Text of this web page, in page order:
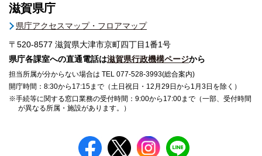
滋賀県庁
県庁アクセスマップ・フロアマップ
〒520-8577 滋賀県大津市京町四丁目1番1号
県庁各課室への直通電話は滋賀県行政機構ページから
担当所属が分からない場合は TEL 077-528-3993(総合案内)
開庁時間：8:30から17:15まで（土日祝日・12月29日から1月3日を除く）
※手続等に関する窓口業務の受付時間：9:00から17:00まで（一部、受付時間
が異なる所属・施設があります。）